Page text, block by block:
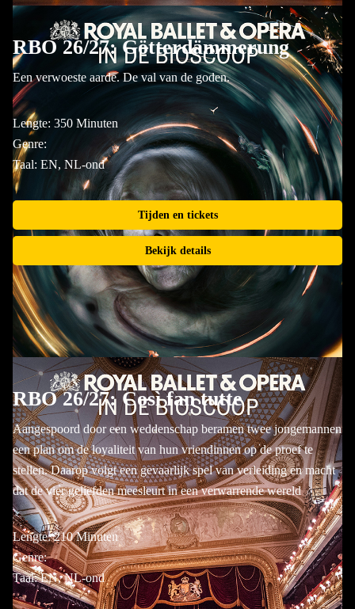
RBO 26/27: Götterdämmerung
Een verwoeste aarde. De val van de goden.
Lengte: 350 Minuten
Genre:
Taal: EN, NL-ond
Tijden en tickets
Bekijk details
RBO 26/27: Così fan tutte
Aangespoord door een weddenschap beramen twee jongemannen
een plan om de loyaliteit van hun vriendinnen op de proef te
stellen. Daarop volgt een gevaarlijk spel van verleiding en macht
dat de vier geliefden meesleurt in een verwarrende wereld
Lengte: 210 Minuten
Genre:
Taal: EN, NL-ond